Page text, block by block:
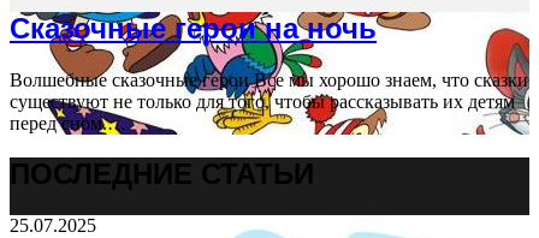
Сказочные герои на ночь
Волшебные сказочные герои Все мы хорошо знаем, что сказки
существуют не только для того, чтобы рассказывать их детям
перед сном.…
ПОСЛЕДНИЕ СТАТЬИ
25.07.2025